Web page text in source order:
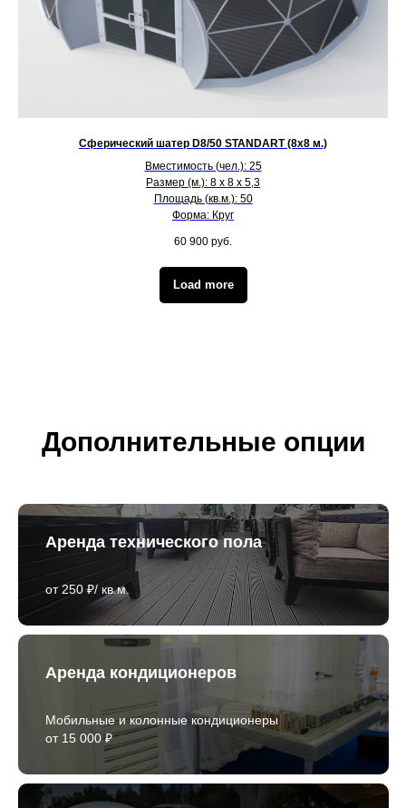
Сферический шатер D8/50 STANDART (8х8 м.)
Вместимость (чел.): 25
Размер (м.): 8 х 8 х 5,3
Площадь (кв.м.): 50
Форма: Круг
60 900 руб.
Load more
Дополнительные опции
Аренда технического пола
от 250 ₽/ кв.м.
Аренда кондиционеров
Мобильные и колонные кондиционеры
от 15 000 ₽